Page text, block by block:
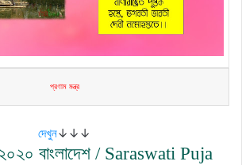
প্রণাম মন্ত্র
দেখুন↓↓↓
বাংলাদেশ / Saraswati Puja